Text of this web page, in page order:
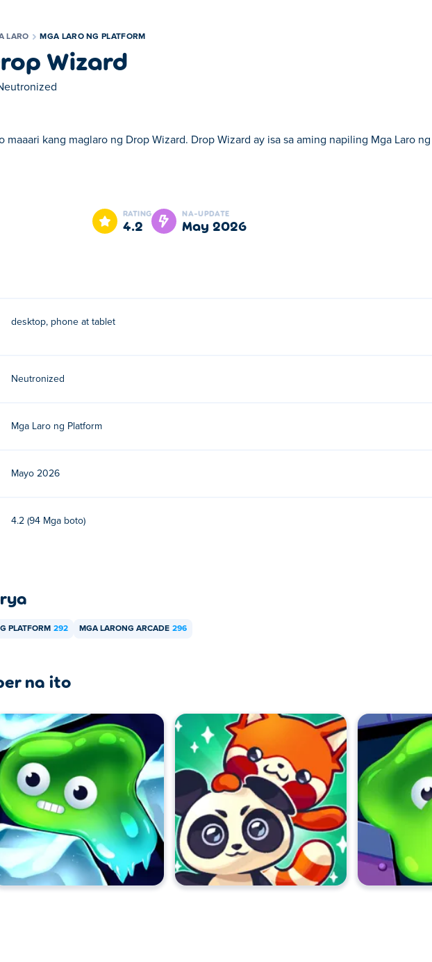
LARO MGA LARO NG PLATFORM
Wizard
maaari kang maglaro ng Drop Wizard. Drop Wizard ay isa sa aming napiling Mga Laro
Drop Wizard ay isa sa aming napiling Mga Laro ng Platform.
RATING
4.2
NA-UPDATE
May 2026
desktop, phone at tablet
Neutronized
Mga Laro ng Platform
Mayo 2026
4.2 (94 Mga boto)
PLATFORM 292 MGA LARONG ARCADE 296
na ito